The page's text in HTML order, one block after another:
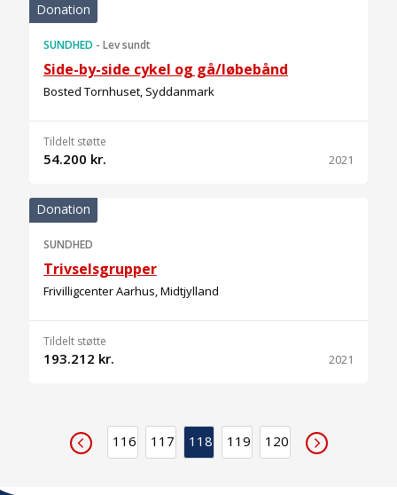
Donation
SUNDHED - Lev sundt
Side-by-side cykel og gå/løbebånd
Bosted Tornhuset, Syddanmark
Tildelt støtte
54.200 kr. 2021
Donation
SUNDHED
Trivselsgrupper
Frivilligcenter Aarhus, Midtjylland
Tildelt støtte
193.212 kr. 2021
116 117 118 119 120